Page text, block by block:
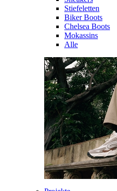
Stiefeletten
Biker Boots
Chelsea Boots
Mokassins
Alle